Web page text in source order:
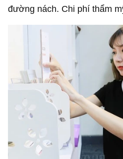
đường nách. Chi phí thẩm